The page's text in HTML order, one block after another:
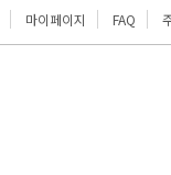
마이페이지 FAQ